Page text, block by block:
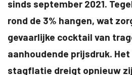
sinds september 2021.
rond de 3% hangen, wat
gevaarlijke cocktail van
aanhoudende prijsdruk.
stagflatie dreigt opnieuw